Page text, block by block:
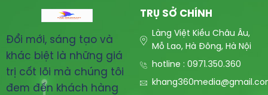
Đổi mới, sáng tạo và
khác biệt là những giá
trị cốt lõi mà chúng tôi
đem đến khách hàng
TRỤ SỞ CHÍNH
Làng Việt Kiều Châu Âu,
Mỗ Lao, Hà Đông, Hà Nội
hotline : 0971.350.360